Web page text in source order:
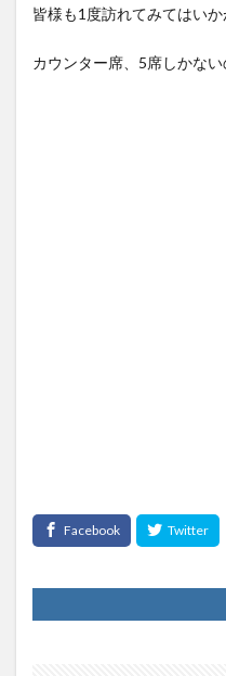
皆様も1度訪れてみてはいか
カウンター席、5席しかない